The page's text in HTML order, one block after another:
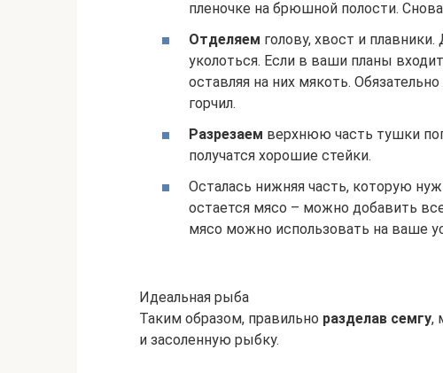
пленочке на брюшной полости.
Отделяем голову, хвост и
уколоться. Если в ваши планы
оставляя на них мякоть.
горчил.
Разрезаем верхнюю часть тушки
получатся хорошие стейки.
Осталась нижняя часть, которую
остается мясо – можно добавить
мясо можно использовать на ваше
Идеальная рыба
Таким образом, правильно разделав семгу,
и засоленную рыбку.